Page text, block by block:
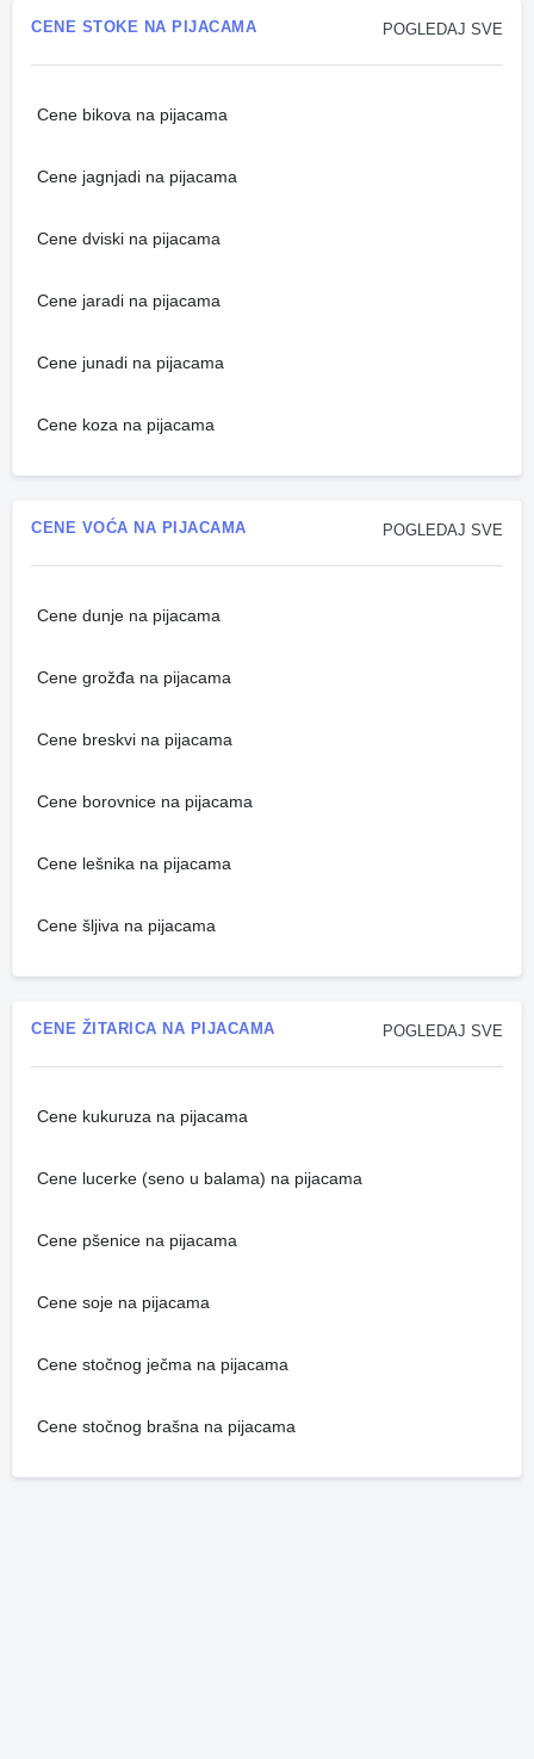
POGLEDAJ SVE
CENE STOKE NA PIJACAMA
Cene bikova na pijacama
Cene jagnjadi na pijacama
Cene dviski na pijacama
Cene jaradi na pijacama
Cene junadi na pijacama
Cene koza na pijacama
POGLEDAJ SVE
CENE VOĆA NA PIJACAMA
Cene dunje na pijacama
Cene grožđa na pijacama
Cene breskvi na pijacama
Cene borovnice na pijacama
Cene lešnika na pijacama
Cene šljiva na pijacama
POGLEDAJ SVE
CENE ŽITARICA NA PIJACAMA
Cene kukuruza na pijacama
Cene lucerke (seno u balama) na pijacama
Cene pšenice na pijacama
Cene soje na pijacama
Cene stočnog ječma na pijacama
Cene stočnog brašna na pijacama